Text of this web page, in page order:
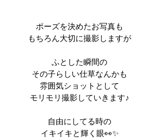
ポーズを決めたお写真も
もちろん大切に撮影しますが
ふとした瞬間の
その子らしい仕草なんかも
雰囲気ショットとして
モリモリ撮影していきます♪
自由にしてる時の
イキイキと輝く眼👀✨